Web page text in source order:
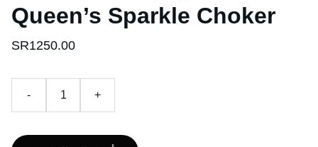
Queen’s Sparkle Choker
SR1250.00
- +